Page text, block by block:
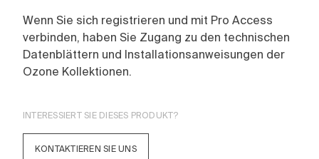
Wenn Sie sich registrieren und mit Pro Access
verbinden, haben Sie Zugang zu den technischen
Datenblättern und Installationsanweisungen der
Ozone Kollektionen.
INTERESSIERT SIE DIESES PRODUKT?
KONTAKTIEREN SIE UNS